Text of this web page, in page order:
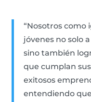
“Nosotros como
jóvenes no solo
sino también
que cumplan
exitosos
entendiendo